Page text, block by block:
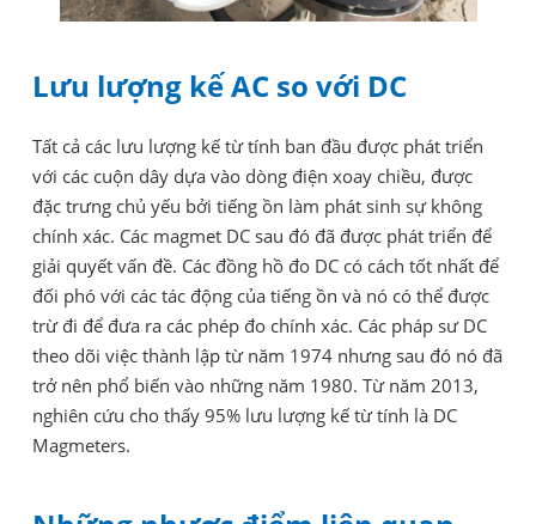
Lưu lượng kế AC so với DC
Tất cả các lưu lượng kế từ tính ban đầu được phát triển
với các cuộn dây dựa vào dòng điện xoay chiều, được
đặc trưng chủ yếu bởi tiếng ồn làm phát sinh sự không
chính xác. Các magmet DC sau đó đã được phát triển để
giải quyết vấn đề. Các đồng hồ đo DC có cách tốt nhất để
đối phó với các tác động của tiếng ồn và nó có thể được
trừ đi để đưa ra các phép đo chính xác. Các pháp sư DC
theo dõi việc thành lập từ năm 1974 nhưng sau đó nó đã
trở nên phổ biến vào những năm 1980. Từ năm 2013,
nghiên cứu cho thấy 95% lưu lượng kế từ tính là DC
Magmeters.